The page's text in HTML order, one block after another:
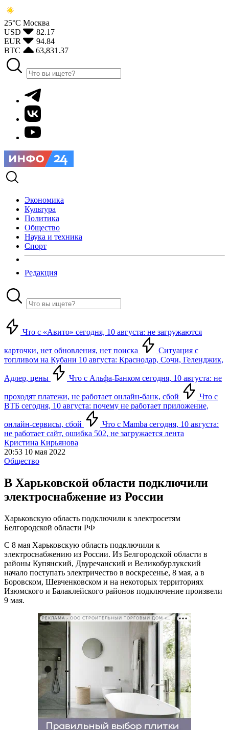
25°С Москва
USD
82.17
EUR
94.84
BTC
63,831.37
Экономика
Культура
Политика
Общество
Наука и техника
Спорт
Редакция
Что с «Авито» сегодня, 10 августа: не загружаются
карточки, нет обновления, нет поиска
Ситуация с
топливом на Кубани 10 августа: Краснодар, Сочи, Геленджик,
Адлер, цены Что с Альфа-Банком сегодня, 10 августа: не
проходят платежи, не работает онлайн-банк, сбой
Что с
ВТБ сегодня, 10 августа: почему не работает приложение,
онлайн-сервисы, сбой
Что с Mamba сегодня, 10 августа:
не работает сайт, ошибка 502, не загружается лента
Кристина Кирьянова
20:53 10 мая 2022
Общество
В Харьковской области подключили
электроснабжение из России
Харьковскую область подключили к электросетям
Белгородской области РФ
С 8 мая Харьковскую область подключили к
электроснабжению из России. Из Белгородской области в
районы Купянский, Двуречанский и Великобурлукский
начало поступать электричество в воскресенье, 8 мая, а в
Боровском, Шевченковском и на некоторых территориях
Изюмского и Балаклейского районов подключение произвели
9 мая.
РЕКЛАМА • ООО СТРОИТЕЛЬНЫЙ ТОРГОВЫЙ ДОМ «ПЕТРОВИЧ». ИНН: 7802348846